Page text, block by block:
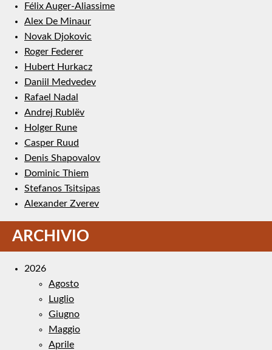
Félix Auger-Aliassime
Alex De Minaur
Novak Djokovic
Roger Federer
Hubert Hurkacz
Daniil Medvedev
Rafael Nadal
Andrej Rublëv
Holger Rune
Casper Ruud
Denis Shapovalov
Dominic Thiem
Stefanos Tsitsipas
Alexander Zverev
ARCHIVIO
2026
Agosto
Luglio
Giugno
Maggio
Aprile